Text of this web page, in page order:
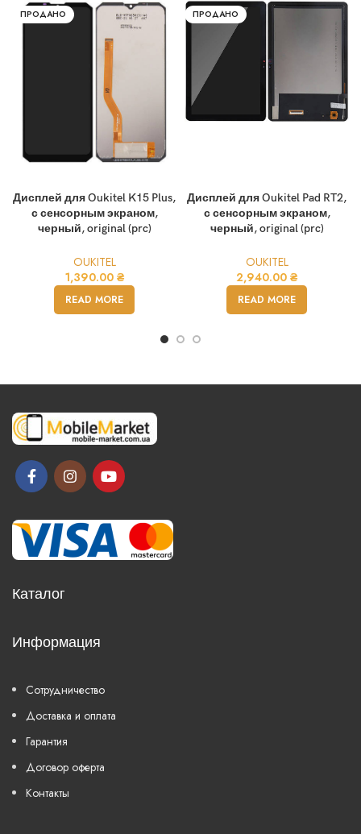
ПРОДАНО
Дисплей для Oukitel K15 Plus,
с сенсорным экраном,
черный, original (prc)
OUKITEL
1,390.00 ₴
READ MORE
ПРОДАНО
Дисплей для Oukitel Pad RT2,
с сенсорным экраном,
черный, original (prc)
OUKITEL
2,940.00 ₴
READ MORE
Каталог
Информация
Сотрудничество
Доставка и оплата
Гарантия
Договор оферта
Контакты